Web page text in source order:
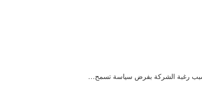
بسبب رغبة الشركة بفرض سياسة تسمح…